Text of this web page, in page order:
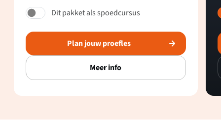
Dit pakket als spoedcursus
Plan jouw proefles
Meer info